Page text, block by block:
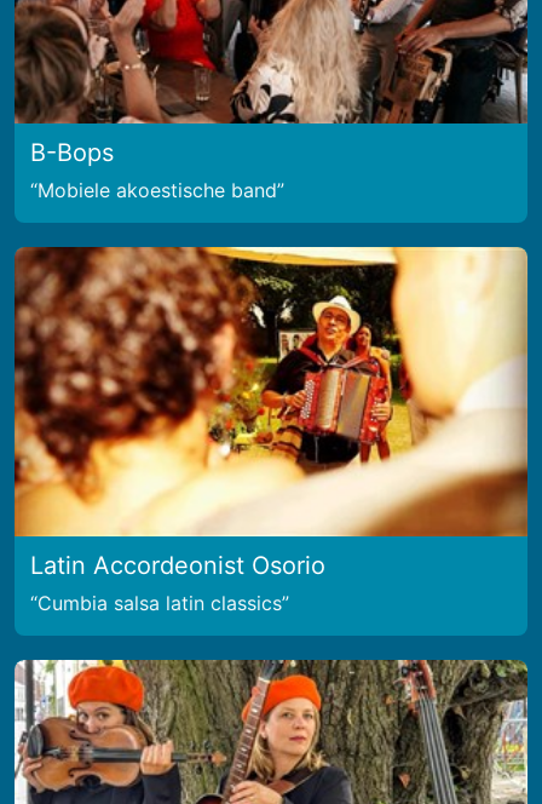
B-Bops
Mobiele akoestische band
Latin Accordeonist Osorio
Cumbia salsa latin classics